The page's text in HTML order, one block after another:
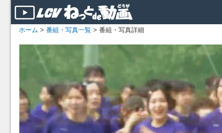
ホーム > 番組・写真一覧 > 番組・写真詳細